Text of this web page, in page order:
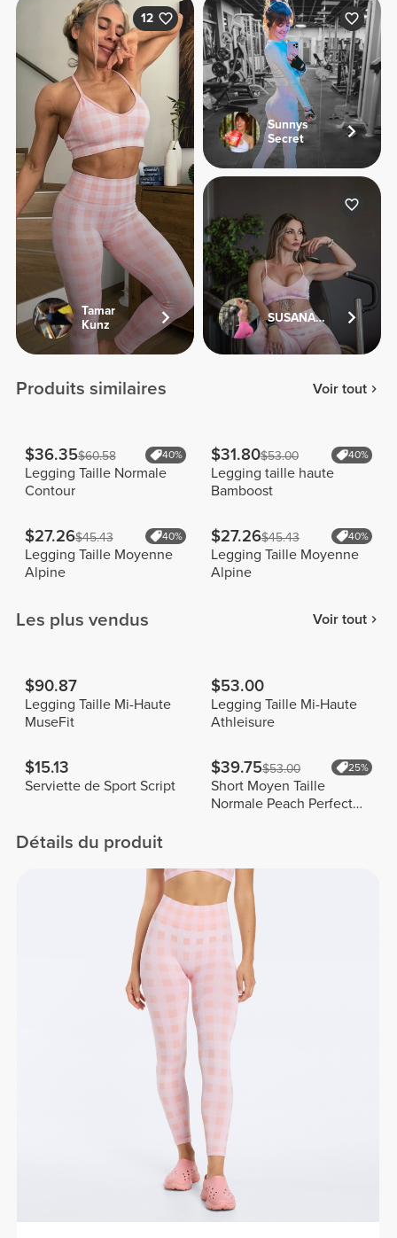
12
Tamar
Kunz
Sunnys
Secret
SUSANA.FV
Produits similaires Voir tout
$36.35$60.58 40%
Legging Taille Normale
Contour
$31.80$53.00 40%
Legging taille haute
Bamboost
$27.26$45.43 40%
Legging Taille Moyenne
Alpine
$27.26$45.43 40%
Legging Taille Moyenne
Alpine
Les plus vendus Voir tout
$90.87
Legging Taille Mi-Haute
MuseFit
$53.00
Legging Taille Mi-Haute
Athleisure
$15.13
Serviette de Sport Script
$39.75$53.00 25%
Short Moyen Taille
Normale Peach Perfect
Détails du produit